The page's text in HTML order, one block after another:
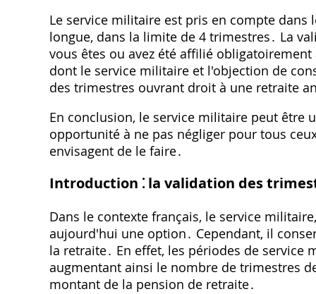
Le service militaire est pris en compte
longue, dans la limite de 4 trimestres․ La
vous êtes ou avez été affilié
dont le service militaire et l'objection de
des trimestres ouvrant droit à une retraite
En conclusion, le service militaire peut être
opportunité à ne pas négliger pour tous
envisagent de le faire․
Introduction ⁚ la validation des
Dans le contexte français, le service
aujourd'hui une option․ Cependant, il
la retraite․ En effet, les périodes de
augmentant ainsi le nombre de trimestres
montant de la pension de retraite․